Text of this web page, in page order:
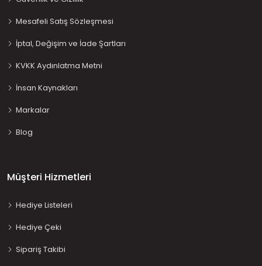
Mesafeli Satış Sözleşmesi
İptal, Değişim ve İade Şartları
KVKK Aydınlatma Metni
İnsan Kaynakları
Markalar
Blog
Müşteri Hizmetleri
Hediye Listeleri
Hediye Çeki
Sipariş Takibi